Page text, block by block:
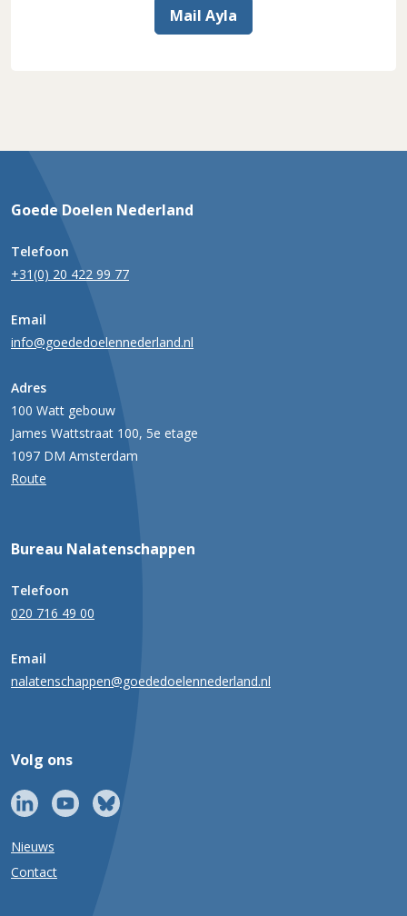
Mail Ayla
Goede Doelen Nederland
Telefoon
+31(0) 20 422 99 77
Email
info@goededoelennederland.nl
Adres
100 Watt gebouw
James Wattstraat 100, 5e etage
1097 DM Amsterdam
Route
Bureau Nalatenschappen
Telefoon
020 716 49 00
Email
nalatenschappen@goededoelennederland.nl
Volg ons
Nieuws
Contact